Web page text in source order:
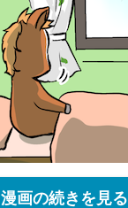
漫画の続きを見る